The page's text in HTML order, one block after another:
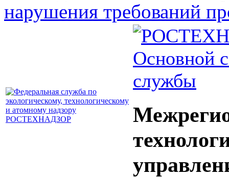
нарушения требований
Основной
службы